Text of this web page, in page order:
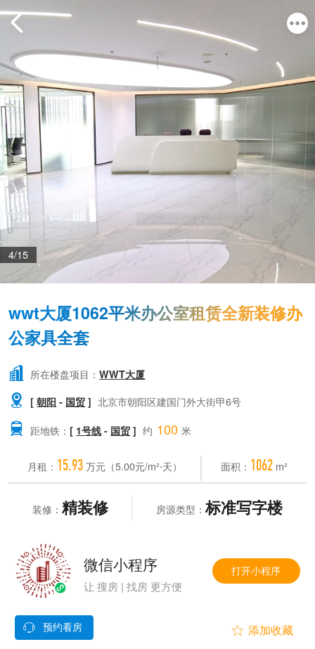
4/15

wwt大厦1062平米办公室租赁全新装修办
公家具全套
 所在楼盘项目：WWT大厦
 [朝阳 - 国贸 ] 北京市朝阳区建国门外大街甲6号
 距地铁： [ 1号线 - 国贸 ] 约 100 米
月租： 15.93 万元（5.00元/m²⋅天） 面积： 1062 m²
装修： 精装修 房源类型：标准写字楼
微信小程序
让 搜房 | 找房 更方便
打开小程序
